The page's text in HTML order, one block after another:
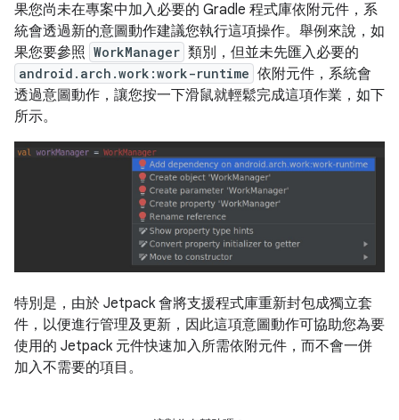
果您尚未在專案中加入必要的 Gradle 程式庫依附元件，系
統會透過新的意圖動作建議您執行這項操作。舉例來說，如
果您要參照 WorkManager 類別，但並未先匯入必要的
android.arch.work:work-runtime 依附元件，系統會
透過意圖動作，讓您按一下滑鼠就輕鬆完成這項作業，如下
所示。
特別是，由於 Jetpack 會將支援程式庫重新封包成獨立套
件，以便進行管理及更新，因此這項意圖動作可協助您為要
使用的 Jetpack 元件快速加入所需依附元件，而不會一併
加入不需要的項目。